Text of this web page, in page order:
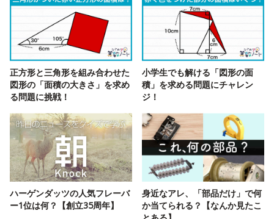
正方形と三角形を組み合わせた
図形の「面積の大きさ」を求め
る問題に挑戦！
小学生でも解ける「図形の面
積」を求める問題にチャレン
ジ！
ハーゲンダッツの人気フレーバ
ー1位は何？【創立35周年】
身近なアレ、「部品だけ」で何
か当てられる？【なんか見たこ